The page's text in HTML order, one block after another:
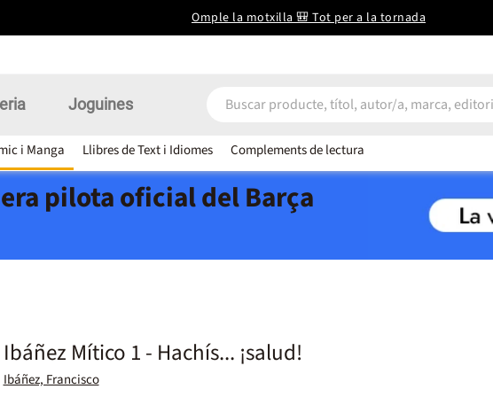
Omple la motxilla 🎒 Tot per a la tornada
i Manga Llibres de Text i Idiomes Complements de lectura
Joguines
pilota oficial del Barça
Ibáñez Mítico 1 - Hachís... ¡salud!
Ibáñez, Francisco